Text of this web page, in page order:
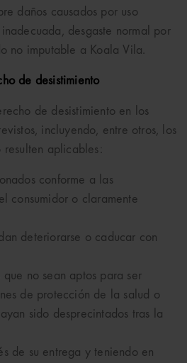
daños causados por uso
desgaste normal por
no imputable a Koala Vila.
de desistimiento
de desistimiento en los
incluyendo, entre otros, los
resulten aplicables:
conforme a las
consumidor o claramente
deteriorarse o caducar con
que no sean aptos para ser
de protección de la salud o
sido desprecintados tras la
de su entrega y teniendo en